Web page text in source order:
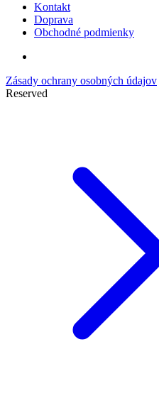
Kontakt
Doprava
Obchodné podmienky
Zásady ochrany osobných údajov
Reserved